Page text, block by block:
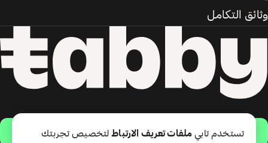
حمّل التطبيق
وثائق التكامل
تستخدم تابي ملفات تعريف الارتباطلتخصيص تجربتك